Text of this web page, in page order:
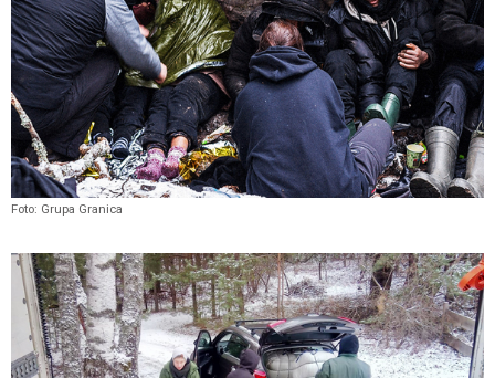
Foto: Grupa Granica